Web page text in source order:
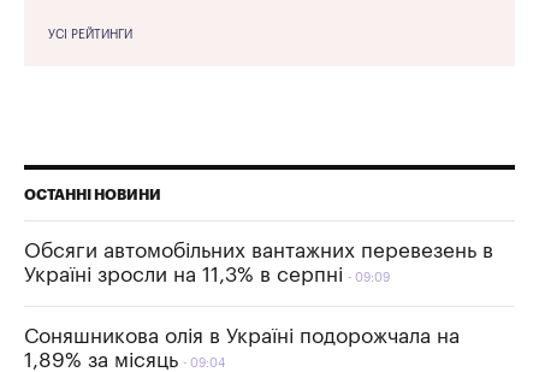
УСІ РЕЙТИНГИ
ОСТАННІ НОВИНИ
Обсяги автомобільних вантажних перевезень в
Україні зросли на 11,3% в серпні
09:09
Соняшникова олія в Україні подорожчала на
1,89% за місяць
09:04